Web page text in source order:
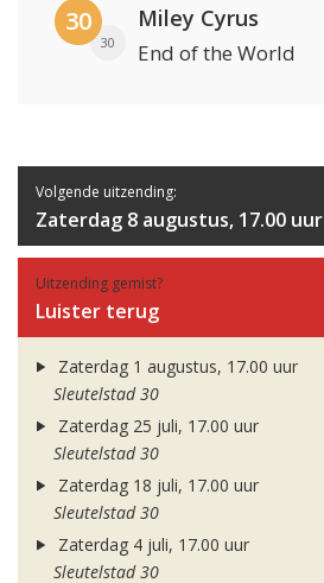
30
30
Miley Cyrus
End of the World
Volgende uitzending:
Zaterdag 8 augustus, 17.00 uur
Uitzending gemist?
Luister terug
Zaterdag 1 augustus, 17.00 uur
Sleutelstad 30
Zaterdag 25 juli, 17.00 uur
Sleutelstad 30
Zaterdag 18 juli, 17.00 uur
Sleutelstad 30
Zaterdag 4 juli, 17.00 uur
Sleutelstad 30